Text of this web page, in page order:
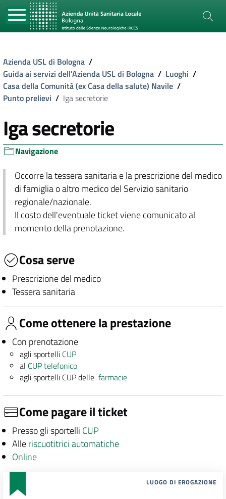
Azienda USL di Bologna /
Guida ai servizi dell'Azienda USL di Bologna / Luoghi /
Casa della Comunità (ex Casa della salute) Navile /
Punto prelievi / Iga secretorie
Iga secretorie
Navigazione
Occorre la tessera sanitaria e la prescrizione del medico
di famiglia o altro medico del Servizio sanitario
regionale/nazionale.
Il costo dell'eventuale ticket viene comunicato al
momento della prenotazione.
Cosa serve
Prescrizione del medico
Tessera sanitaria
Come ottenere la prestazione
Con prenotazione
agli sportelli CUP
al CUP telefonico
agli sportelli CUP dellefarmacie
Come pagare il ticket
Presso gli sportelli CUP
Alleriscuotitrici automatiche
Online
LUOGO DI EROGAZIONE